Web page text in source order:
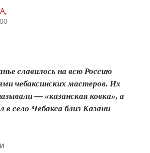
славилось на всю Россию
чебаксинских мастеров. Их
— «казанская ковка», а
в село Чебакса близ Казани